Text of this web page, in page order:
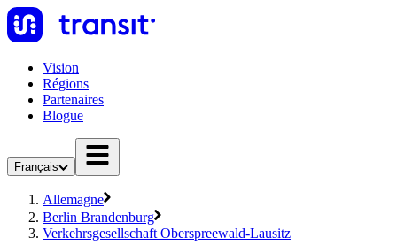
Vision
Régions
Partenaires
Blogue
Français
Allemagne
Berlin Brandenburg
Verkehrsgesellschaft Oberspreewald-Lausitz